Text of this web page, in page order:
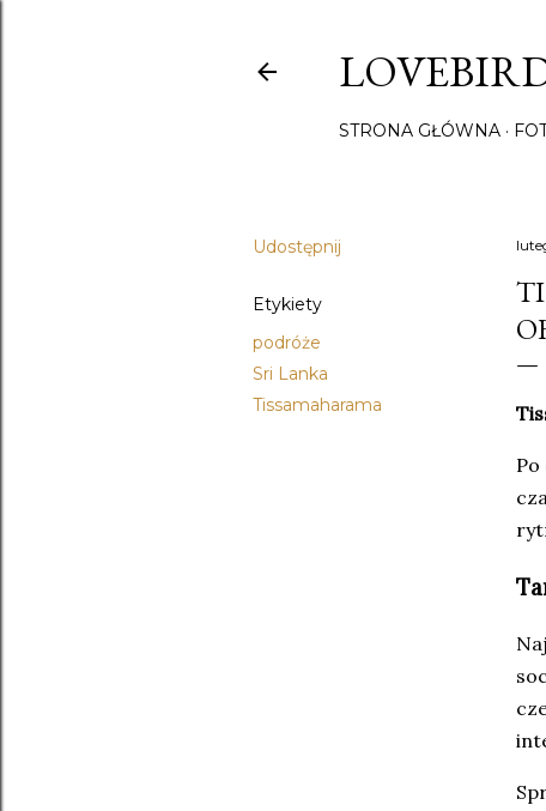
STRONA GŁÓWNA
Udostępnij
Etykiety
podróże
Sri Lanka
Tissamaharama